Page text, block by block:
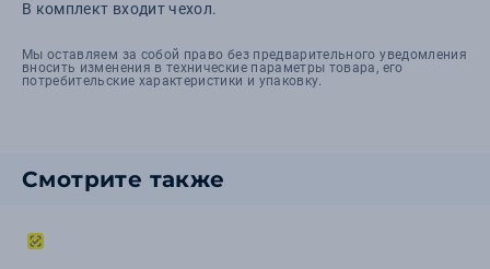
В комплект входит чехол.
Мы оставляем за собой право без предварительного уведомления
вносить изменения в технические параметры товара, его
потребительские характеристики и упаковку.
Смотрите также